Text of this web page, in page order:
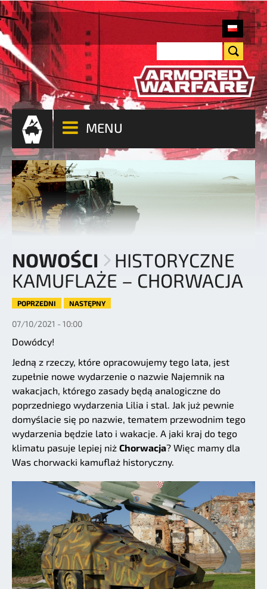
MENU
NOWOŚCI
HISTORYCZNE
KAMUFLAŻE – CHORWACJA
POPRZEDNI NASTĘPNY
07/10/2021 - 10:00
Dowódcy!
Jedną z rzeczy, które opracowujemy tego lata, jest
zupełnie nowe wydarzenie o nazwie Najemnik na
wakacjach, którego zasady będą analogiczne do
poprzedniego wydarzenia Lilia i stal. Jak już pewnie
domyślacie się po nazwie, tematem przewodnim tego
wydarzenia będzie lato i wakacje. A jaki kraj do tego
klimatu pasuje lepiej niż Chorwacja? Więc mamy dla
Was chorwacki kamuflaż historyczny.